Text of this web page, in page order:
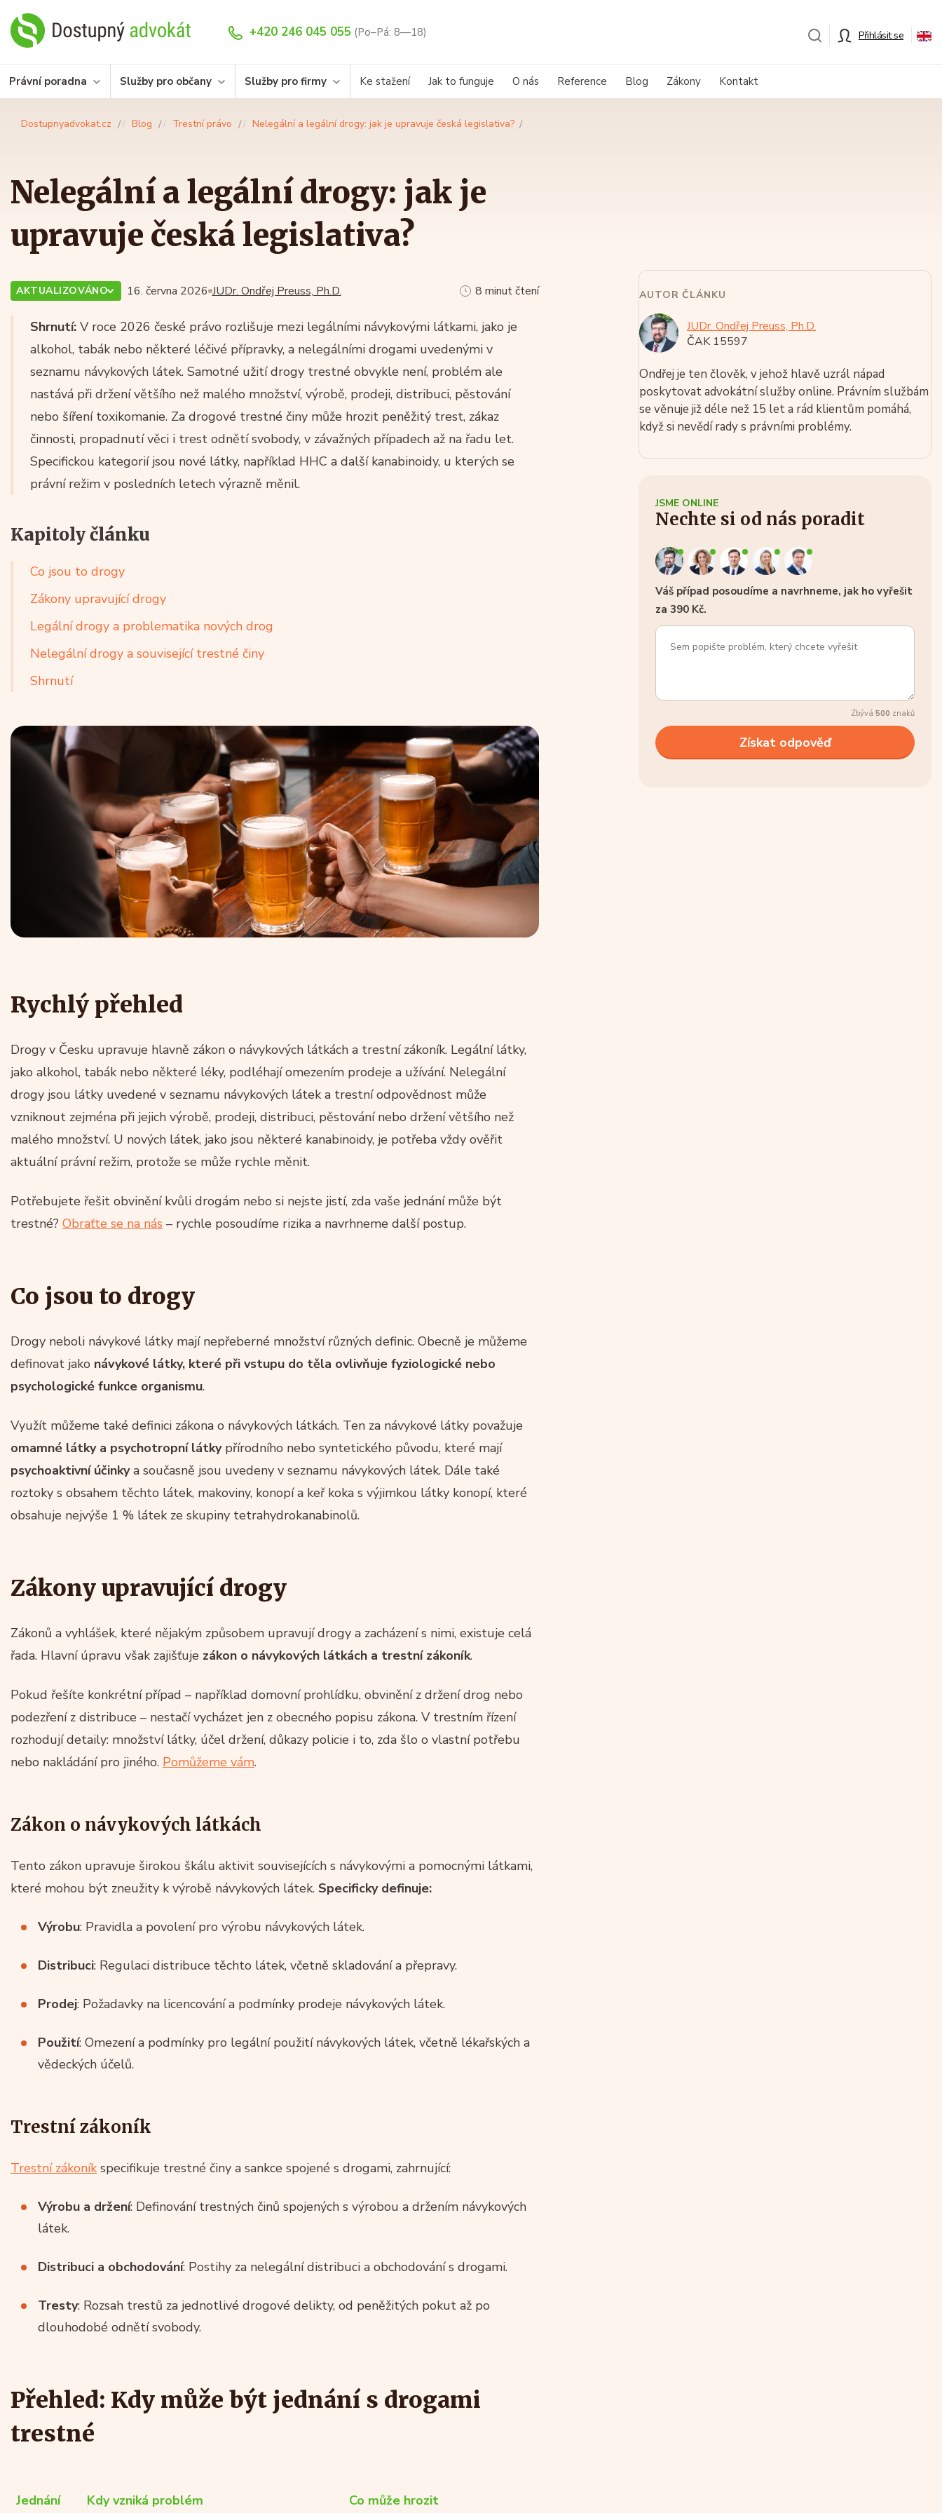
+420 246 045 055 (Po–Pá: 8—18) Přihlásit se
Právní poradna Služby pro občany Služby pro firmy Ke stažení Jak to funguje O nás Reference Blog Zákony Kontakt
Dostupnyadvokat.cz Blog Trestní právo Nelegální a legální drogy: jak je upravuje česká legislativa?
Nelegální a legální drogy: jak je
upravuje česká legislativa?
JUDr. Ondřej Preuss, Ph.D.
AKTUALIZOVÁNO 16. června 2026 8 minut čtení
Shrnutí: V roce 2026 české právo rozlišuje mezi legálními návykovými látkami, jako je
alkohol, tabák nebo některé léčivé přípravky, a nelegálními drogami uvedenými v
seznamu návykových látek. Samotné užití drogy trestné obvykle není, problém ale
nastává při držení většího než malého množství, výrobě, prodeji, distribuci, pěstování
nebo šíření toxikomanie. Za drogové trestné činy může hrozit peněžitý trest, zákaz
činnosti, propadnutí věci i trest odnětí svobody, v závažných případech až na řadu let.
Specifickou kategorií jsou nové látky, například HHC a další kanabinoidy, u kterých se
právní režim v posledních letech výrazně měnil.
Kapitoly článku
Co jsou to drogy
Zákony upravující drogy
Legální drogy a problematika nových drog
Nelegální drogy a související trestné činy
Shrnutí
Rychlý přehled
Drogy v Česku upravuje hlavně zákon o návykových látkách a trestní zákoník. Legální látky,
jako alkohol, tabák nebo některé léky, podléhají omezením prodeje a užívání. Nelegální
drogy jsou látky uvedené v seznamu návykových látek a trestní odpovědnost může
vzniknout zejména při jejich výrobě, prodeji, distribuci, pěstování nebo držení většího než
malého množství. U nových látek, jako jsou některé kanabinoidy, je potřeba vždy ověřit
aktuální právní režim, protože se může rychle měnit.
Potřebujete řešit obvinění kvůli drogám nebo si nejste jistí, zda vaše jednání může být
trestné? Obraťte se na nás – rychle posoudíme rizika a navrhneme další postup.
Co jsou to drogy
Drogy neboli návykové látky mají nepřeberné množství různých definic. Obecně je můžeme
definovat jako návykové látky, které při vstupu do těla ovlivňuje fyziologické nebo
psychologické funkce organismu.
Využít můžeme také definici zákona o návykových látkách. Ten za návykové látky považuje
omamné látky a psychotropní látkypřírodního nebo syntetického původu, které mají
psychoaktivní účinkya současně jsou uvedeny v seznamu návykových látek. Dále také
roztoky s obsahem těchto látek, makoviny, konopí a keř koka s výjimkou látky konopí, které
obsahuje nejvýše 1 % látek ze skupiny tetrahydrokanabinolů.
Zákony upravující drogy
Zákonů a vyhlášek, které nějakým způsobem upravují drogy a zacházení s nimi, existuje celá
řada. Hlavní úpravu však zajišťuje zákon o návykových látkách a trestní zákoník.
Pokud řešíte konkrétní případ – například domovní prohlídku, obvinění z držení drog nebo
podezření z distribuce – nestačí vycházet jen z obecného popisu zákona. V trestním řízení
rozhodují detaily: množství látky, účel držení, důkazy policie i to, zda šlo o vlastní potřebu
nebo nakládání pro jiného. Pomůžeme vám.
Zákon o návykových látkách
Tento zákon upravuje širokou škálu aktivit souvisejících s návykovými a pomocnými látkami,
které mohou být zneužity k výrobě návykových látek. Specificky definuje:
Výrobu: Pravidla a povolení pro výrobu návykových látek.
Distribuci: Regulaci distribuce těchto látek, včetně skladování a přepravy.
Prodej: Požadavky na licencování a podmínky prodeje návykových látek.
Použití: Omezení a podmínky pro legální použití návykových látek, včetně lékařských a
vědeckých účelů.
Trestní zákoník
Trestní zákoník specifikuje trestné činy a sankce spojené s drogami, zahrnující:
Výrobu a držení: Definování trestných činů spojených s výrobou a držením návykových
látek.
Distribuci a obchodování: Postihy za nelegální distribuci a obchodování s drogami.
Tresty: Rozsah trestů za jednotlivé drogové delikty, od peněžitých pokut až po
dlouhodobé odnětí svobody.
Přehled: Kdy může být jednání s drogami
trestné
Jednání Kdy vzniká problém Co může hrozit
AUTOR ČLÁNKU
JUDr. Ondřej Preuss, Ph.D.
ČAK 15597
Ondřej je ten člověk, v jehož hlavě uzrál nápad
poskytovat advokátní služby online. Právním službám
se věnuje již déle než 15 let a rád klientům pomáhá,
když si nevědí rady s právními problémy.
JSME ONLINE
Nechte si od nás poradit
Váš případ posoudíme a navrhneme, jak ho vyřešit
za 390 Kč.
Zbývá 500 znaků